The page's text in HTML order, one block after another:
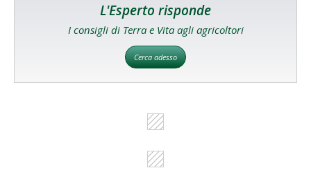
L'Esperto risponde
I consigli di Terra e Vita agli agricoltori
Cerca adesso